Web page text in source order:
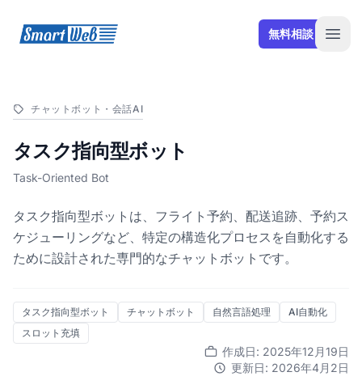
SmartWeb 無料相談
チャットボット・会話AI
タスク指向型ボット
Task-Oriented Bot
タスク指向型ボットは、フライト予約、配送追跡、予約ス
ケジューリングなど、特定の構造化プロセスを自動化する
ために設計された専門的なチャットボットです。
タスク指向型ボット チャットボット 自然言語処理
AI自動化
スロット充填
作成日: 2025年12月19日
更新日: 2026年4月2日